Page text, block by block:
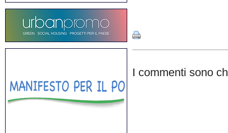
I commenti sono